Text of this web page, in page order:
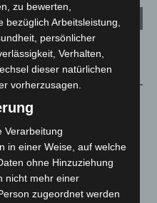
Susann Mehring zeigt ihre
Isernhagen
zwischen Hannover-West
zu bewerten,
bezüglich Arbeitsleistung,
persönlicher
Verhalten,
dieser natürlichen
vorherzusagen.
Verarbeitung
in einer Weise, auf welche
ohne Hinzuziehung
nicht mehr einer
zugeordnet werden